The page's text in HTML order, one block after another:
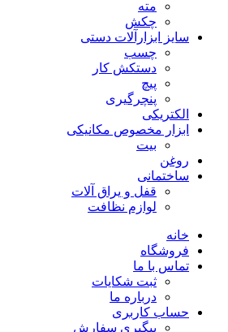
مته
چکش
سایز ابزارآلات دستی
چسب
دستکش کار
پیچ
پنچرگیری
الکتریکی
ابزار مخصوص مکانیکی
بیت
روغن
ساختمانی
قفل و یراق آلات
لوازم نظافت
خانه
فروشگاه
تماس با ما
ثبت شکایات
درباره ما
حساب کاربری
پیگیری سفارش